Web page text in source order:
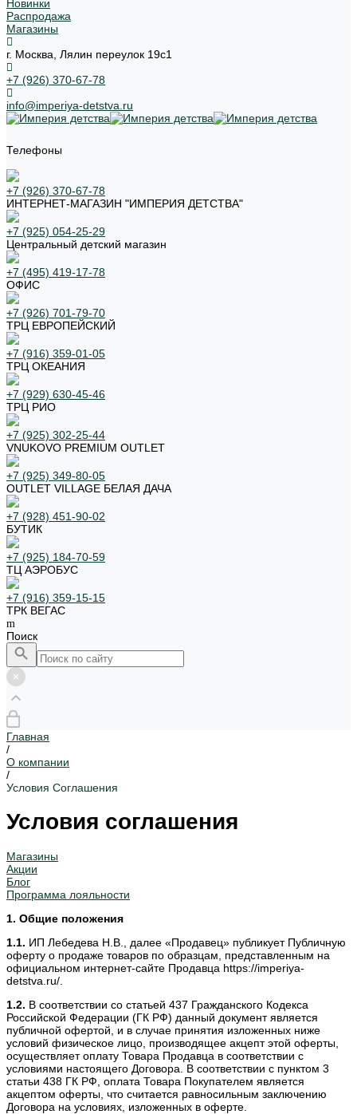
Новинки
Распродажа
Магазины
г. Москва, Лялин переулок 19с1
+7 (926) 370-67-78
info@imperiya-detstva.ru
Телефоны
+7 (926) 370-67-78
ИНТЕРНЕТ-МАГАЗИН "ИМПЕРИЯ ДЕТСТВА"
+7 (925) 054-25-29
Центральный детский магазин
+7 (495) 419-17-78
ОФИС
+7 (926) 701-79-70
ТРЦ ЕВРОПЕЙСКИЙ
+7 (916) 359-01-05
ТРЦ ОКЕАНИЯ
+7 (929) 630-45-46
ТРЦ РИО
+7 (925) 302-25-44
VNUKOVO PREMIUM OUTLET
+7 (925) 349-80-05
OUTLET VILLAGE БЕЛАЯ ДАЧА
+7 (928) 451-90-02
БУТИК
+7 (925) 184-70-59
ТЦ АЭРОБУС
+7 (916) 359-15-15
ТРК ВЕГАС
Поиск
Главная
/
О компании
/
Условия Соглашения
Условия соглашения
Магазины
Акции
Блог
Программа лояльности
1. Общие положения
1.1. ИП Лебедева Н.В., далее «Продавец» публикует Публичную
оферту о продаже товаров по образцам, представленным на
официальном интернет-сайте Продавца https://imperiya-
detstva.ru/.
1.2. В соответствии со статьей 437 Гражданского Кодекса
Российской Федерации (ГК РФ) данный документ является
публичной офертой, и в случае принятия изложенных ниже
условий физическое лицо, производящее акцепт этой оферты,
осуществляет оплату Товара Продавца в соответствии с
условиями настоящего Договора. В соответствии с пунктом 3
статьи 438 ГК РФ, оплата Товара Покупателем является
акцептом оферты, что считается равносильным заключению
Договора на условиях, изложенных в оферте.